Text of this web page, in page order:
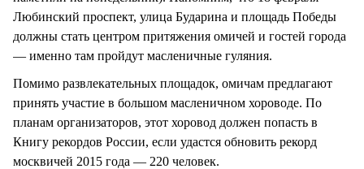
Любинский проспект, улица Бударина и площадь Победы
должны стать центром притяжения омичей и гостей города
— именно там пройдут масленичные гуляния.
Помимо развлекательных площадок, омичам предлагают
принять участие в большом масленичном хороводе. По
планам организаторов, этот хоровод должен попасть в
Книгу рекордов России, если удастся обновить рекорд
москвичей 2015 года — 220 человек.